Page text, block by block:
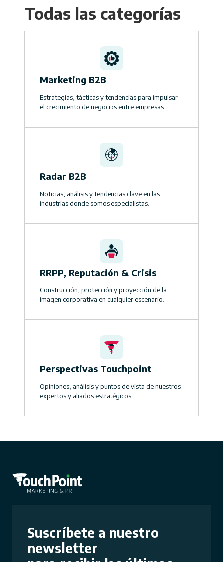
Todas las categorías
Marketing B2B
Estrategias, tácticas y tendencias para impulsar
el crecimiento de negocios entre empresas.
Radar B2B
Noticias, análisis y tendencias clave en las
industrias donde somos especialistas.
RRPP, Reputación & Crisis
Construcción, protección y proyección de la
imagen corporativa en cualquier escenario.
Perspectivas Touchpoint
Opiniones, análisis y puntos de vista de nuestros
expertos y aliados estratégicos.
Suscríbete a nuestro
newsletter